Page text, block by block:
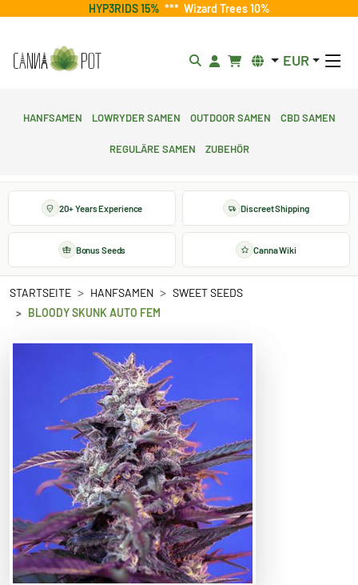
HYP3RIDS 15% *** Wizard Trees 10%
EUR
Hanfsamen Lowryder Samen Outdoor Samen CBD Samen
Reguläre Samen Zubehör
20+ Years Experience Discreet Shipping
Bonus Seeds Canna Wiki
STARTSEITE HANFSAMEN
SWEET SEEDS
BLOODY SKUNK AUTO FEM